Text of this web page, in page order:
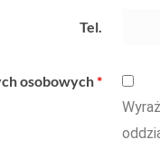
Tel.
osobowych*